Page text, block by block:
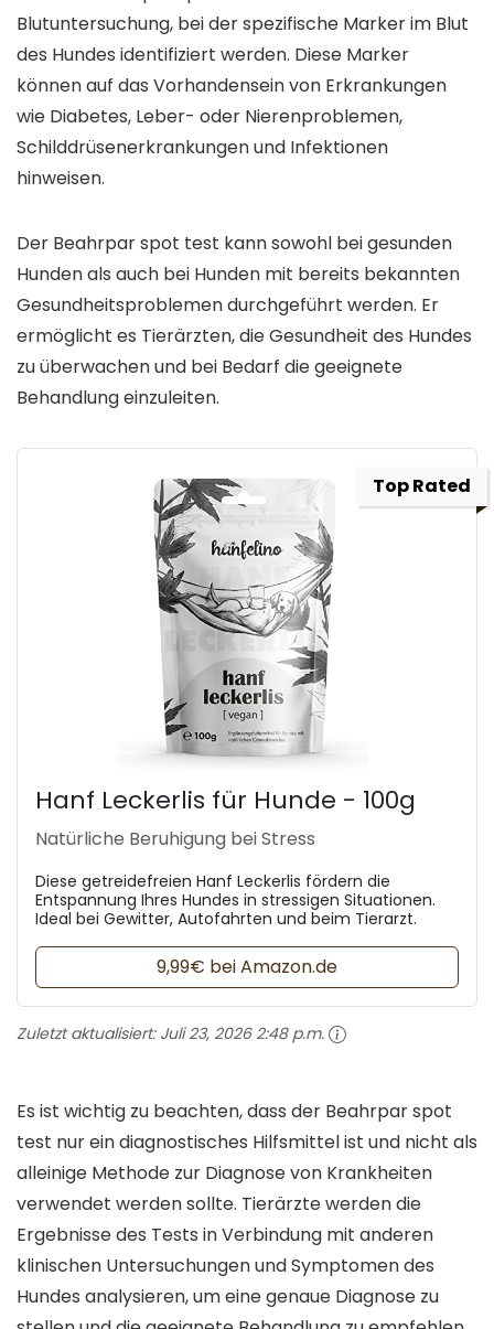
Blutuntersuchung, bei der spezifische Marker im Blut
des Hundes identifiziert werden. Diese Marker
können auf das Vorhandensein von Erkrankungen
wie Diabetes, Leber- oder Nierenproblemen,
Schilddrüsenerkrankungen und Infektionen
hinweisen.
Der Beahrpar spot test kann sowohl bei gesunden
Hunden als auch bei Hunden mit bereits bekannten
Gesundheitsproblemen durchgeführt werden. Er
ermöglicht es Tierärzten, die Gesundheit des Hundes
zu überwachen und bei Bedarf die geeignete
Behandlung einzuleiten.
Top Rated
Hanf Leckerlis für Hunde - 100g
Natürliche Beruhigung bei Stress
Diese getreidefreien Hanf Leckerlis fördern die
Entspannung Ihres Hundes in stressigen Situationen.
Ideal bei Gewitter, Autofahrten und beim Tierarzt.
9,99€ bei Amazon.de
Zuletzt aktualisiert: Juli 23, 2026 2:48 p.m.
Es ist wichtig zu beachten, dass der Beahrpar spot
test nur ein diagnostisches Hilfsmittel ist und nicht als
alleinige Methode zur Diagnose von Krankheiten
verwendet werden sollte. Tierärzte werden die
Ergebnisse des Tests in Verbindung mit anderen
klinischen Untersuchungen und Symptomen des
Hundes analysieren, um eine genaue Diagnose zu